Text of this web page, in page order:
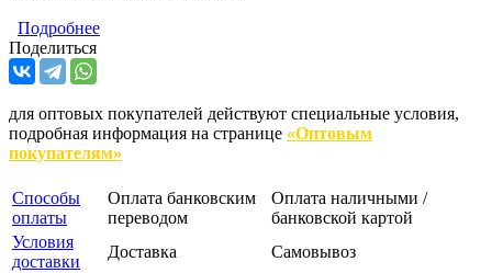
Подробнее
Поделиться
для оптовых покупателей действуют специальные условия,
подробная информация на странице «Оптовым
покупателям»
Способы
оплаты
Оплата банковским
переводом
Оплата наличными /
банковской картой
Условия
доставки
Доставка Самовывоз